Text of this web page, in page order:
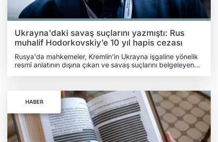
Ukrayna'daki savaş suçlarını yazmıştı: Rus
muhalif Hodorkovskiy’e 10 yıl hapis cezası
Rusya'da mahkemeler, Kremlin’in Ukrayna işgaline yönelik
resmî anlatının dışına çıkan ve savaş suçlarını belgeleyen
lider ve YUKOS petrol şirketinin eski ortağı Mihail
Hodorkovskiy'i, Ukrayna’daki savaşın gerçeklerini dile
getirdiği için gıyabında 10 yıl hapis cezasına çarptırdı. Uzun
yıllardır Birleşik Krallık'ta sürgünde yaşayan ve Rusya’nın
Ukrayna’yı işgaline ilk günden beri karşı çıkan Mihail
Hodorkovskiy hakkında açılan davanın gerekçeleri, Rus
yargısının sansür mekanizmasını bir kez daha gözler önüne
HABER